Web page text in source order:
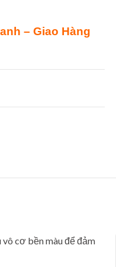
– Giao Hàng
cơ bền màu để đảm